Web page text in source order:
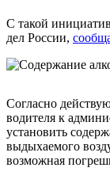
С такой
дел России,
Согласно
водителя к
установить
выдыхаемого
возможная